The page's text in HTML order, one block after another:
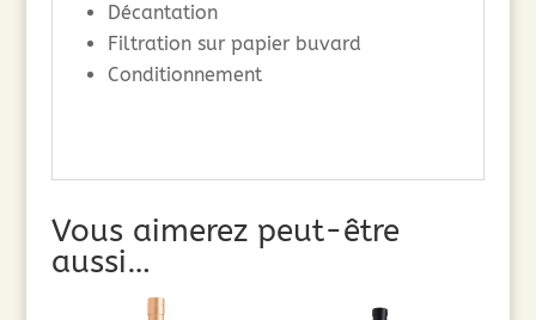
Décantation
Filtration sur papier buvard
Conditionnement
Vous aimerez peut-être
aussi…